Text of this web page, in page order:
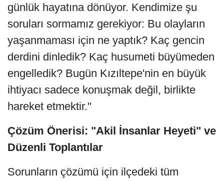
günlük hayatına dönüyor. Kendimize şu
soruları sormamız gerekiyor: Bu olayların
yaşanmaması için ne yaptık? Kaç gencin
derdini dinledik? Kaç husumeti büyümeden
engelledik? Bugün Kızıltepe'nin en büyük
ihtiyacı sadece konuşmak değil, birlikte
hareket etmektir."
Çözüm Önerisi: "Akil İnsanlar Heyeti" ve
Düzenli Toplantılar
Sorunların çözümü için ilçedeki tüm